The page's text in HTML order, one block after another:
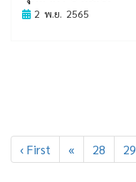
2 พ.ย. 2565
‹ First « 28 29